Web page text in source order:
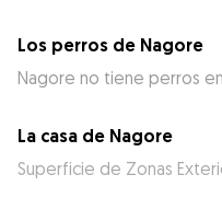
Los perros de Nagore
Nagore no tiene perros
La casa de Nagore
Superficie de Zonas